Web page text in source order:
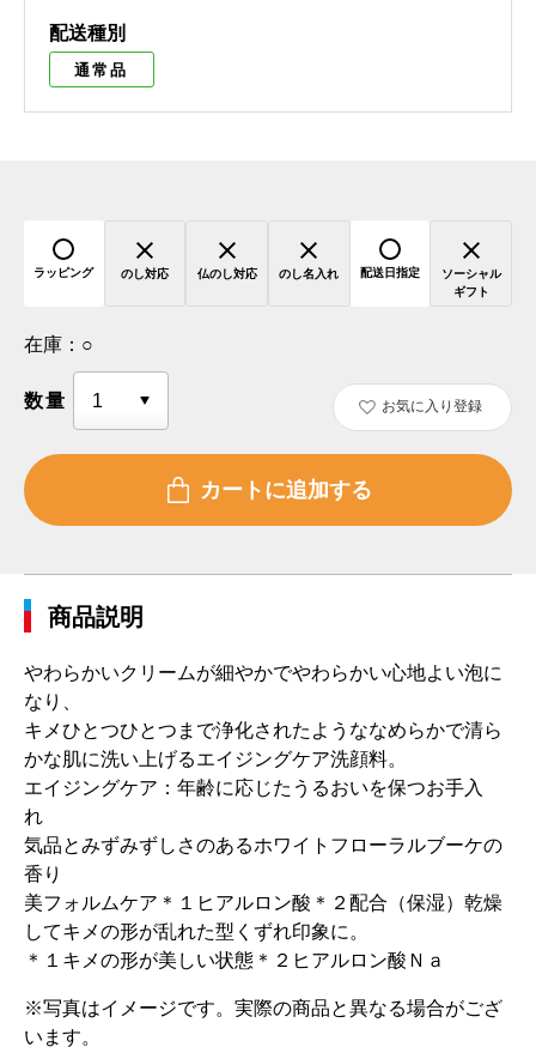
配送種別
通常品
ラッピング のし対応 仏のし対応 のし名入れ 配送日指定
ソーシャル
ギフト
在庫： ○
数量 お気に入り登録
商品説明
やわらかいクリームが細やかでやわらかい心地よい泡に
なり、
キメひとつひとつまで浄化されたようななめらかで清ら
かな肌に洗い上げるエイジングケア洗顔料。
エイジングケア：年齢に応じたうるおいを保つお手入
れ
気品とみずみずしさのあるホワイトフローラルブーケの
香り
美フォルムケア＊１ヒアルロン酸＊２配合（保湿）乾燥
してキメの形が乱れた型くずれ印象に。
＊１キメの形が美しい状態＊２ヒアルロン酸Ｎａ
※写真はイメージです。実際の商品と異なる場合がござ
います。